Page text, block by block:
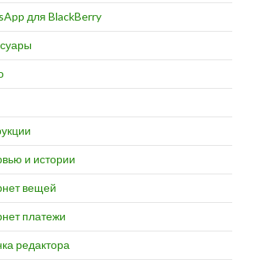
для BlackBerry
и истории
вещей
платежи
редактора